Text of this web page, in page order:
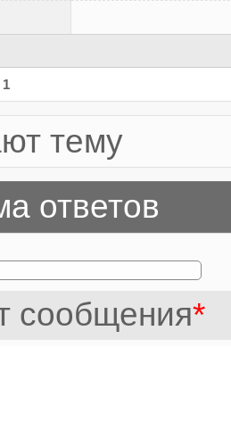
1
тему
ответов
сообщения*